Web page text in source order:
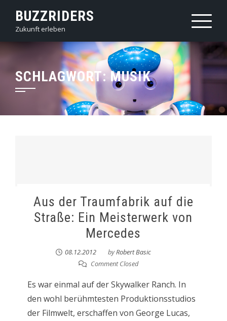
content
BUZZRIDERS
Zukunft erleben
SCHLAGWORT:MUSIK
Aus der Traumfabrik auf die
Straße: Ein Meisterwerk von
Mercedes
08.12.2012 byRobert Basic
Comment Closed
Es war einmal auf der Skywalker Ranch. In
den wohl berühmtesten Produktionsstudios
der Filmwelt, erschaffen von George Lucas,